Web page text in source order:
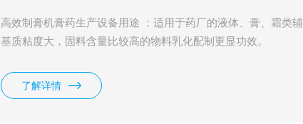
高效制膏机膏药生产设备用途 ：适用于药厂的液体、膏、霜类
基质粘度大，固料含量比较高的物料乳化配制更显功效。
了解详情